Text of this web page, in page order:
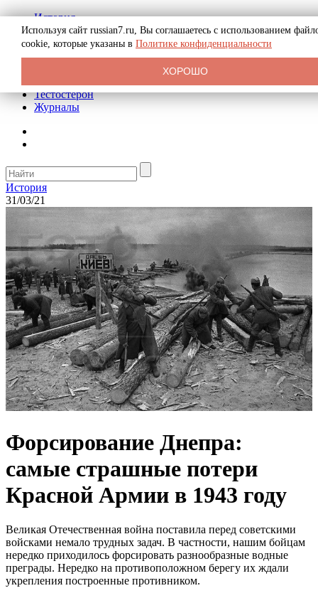
История
Биография
Криминал
Реклама на сайте
Тестостерон
Журналы
История
31/03/21
Форсирование Днепра:
самые страшные потери
Красной Армии в 1943 году
Великая Отечественная война поставила перед советскими
войсками немало трудных задач. В частности, нашим бойцам
нередко приходилось форсировать разнообразные водные
преграды. Нередко на противоположном берегу их ждали
укрепления построенные противником.
Используя сайт russian7.ru, Вы соглашаетесь с использованием
cookie, которые указаны в Политике конфиденциальности
ХОРОШО